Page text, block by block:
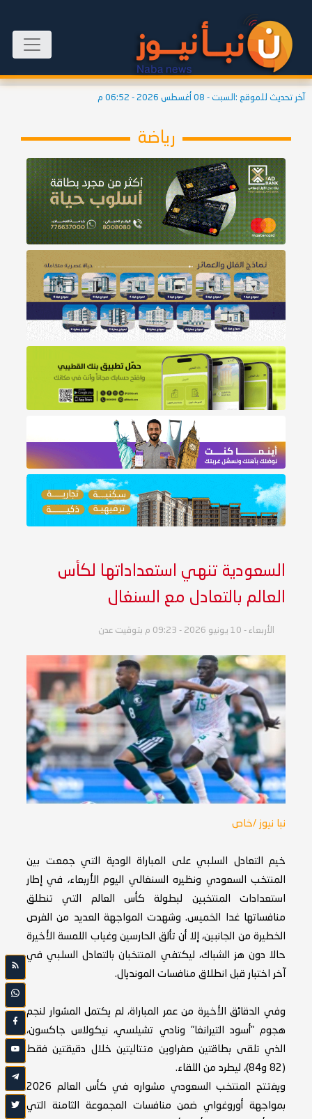
آخر تحديث للموقع : السبت - 08 أغسطس 2026 - 06:52 م
رياضة
السعودية تنهي استعداداتها لكأس
العالم بالتعادل مع السنغال
الأربعاء - 10 يونيو 2026 - 09:23 م بتوقيت عدن
نبا نيوز /خاص
خيم التعادل السلبي على المباراة الودية التي جمعت بين
المنتخب السعودي ونظيره السنغالي اليوم الأربعاء، في إطار
استعدادات المنتخبين لبطولة كأس العالم التي تنطلق
منافساتها غدا الخميس. وشهدت المواجهة العديد من الفرص
الخطيرة من الجانبين، إلا أن تألق الحارسين وغياب اللمسة الأخيرة
حالا دون هز الشباك، ليكتفي المنتخبان بالتعادل السلبي في
آخر اختبار قبل انطلاق منافسات المونديال.
وفي الدقائق الأخيرة من عمر المباراة، لم يكتمل المشوار لنجم
هجوم "أسود التيرانغا" ونادي تشيلسي، نيكولاس جاكسون،
الذي تلقى بطاقتين صفراوين متتاليتين خلال دقيقتين فقط
(82 و84)، ليطرد من اللقاء.
ويفتتح المنتخب السعودي مشواره في كأس العالم 2026
بمواجهة أوروغواي ضمن منافسات المجموعة الثامنة التي